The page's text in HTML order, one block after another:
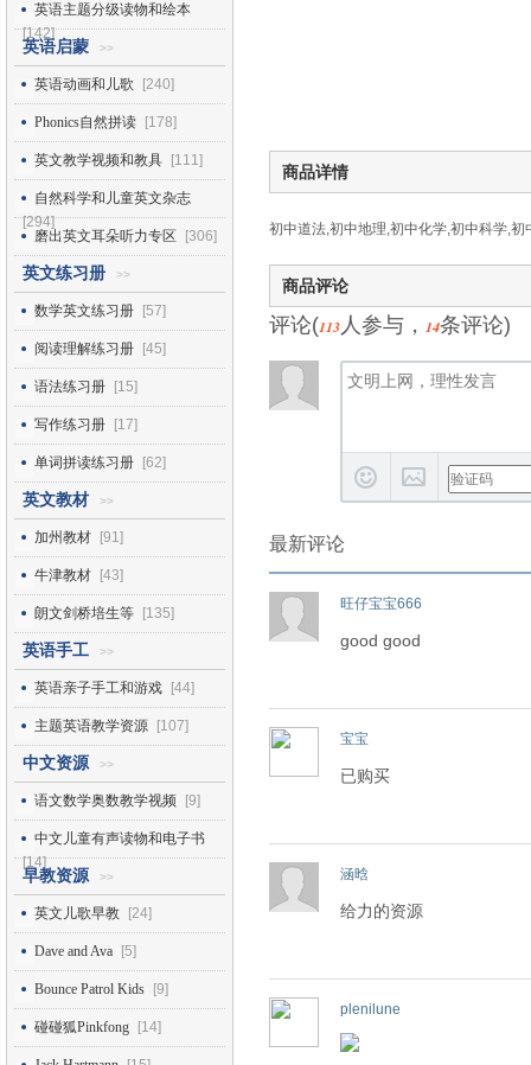
英语主题分级读物和绘本
[142]
英语启蒙 >>
英语动画和儿歌 [240]
Phonics自然拼读 [178]
英文教学视频和教具 [111]
自然科学和儿童英文杂志
[294]
磨出英文耳朵听力专区
[306]
英文练习册 >>
数学英文练习册 [57]
阅读理解练习册 [45]
语法练习册 [15]
写作练习册 [17]
单词拼读练习册 [62]
英文教材 >>
加州教材 [91]
牛津教材 [43]
朗文剑桥培生等 [135]
英语手工 >>
英语亲子手工和游戏 [44]
主题英语教学资源 [107]
中文资源 >>
语文数学奥数教学视频 [9]
中文儿童有声读物和电子书
[14]
早教资源 >>
英文儿歌早教 [24]
Dave and Ava [5]
Bounce Patrol Kids [9]
碰碰狐Pinkfong [14]
商品详情
初中道法,初中地理,初中化学,初中科学,
商品评论
评论(113人参与， 14条评论)
最新评论
旺仔宝宝666
good good
宝宝
已购买
涵晗
给力的资源
plenilune